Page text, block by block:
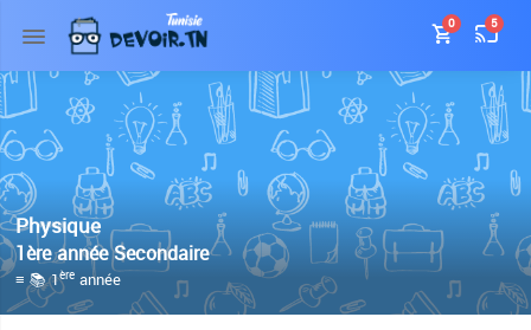
0 5
Physique
1ère année Secondaire
≡ 📚 1ère année